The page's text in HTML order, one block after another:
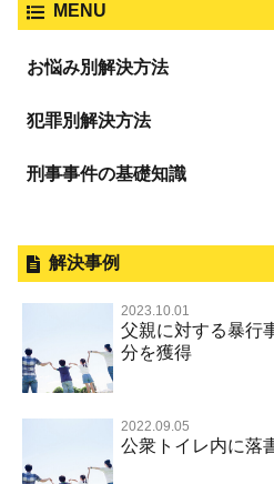
MENU
お悩み別解決方法
逮捕の不安や悩み
無実・無罪を証明してほしい
示談で解決してほしい
執行猶予にしてほしい
事件のことを秘密にしたい
犯罪別解決方法
事件別－暴力事件
過失致死・過失傷害
器物損壊
脅迫・強要
業務妨害罪
公務執行妨害罪
性犯罪 TOP
淫行・援助交際（児童買春、淫
不同意性交等罪（旧 強制性交
監護者性交等罪
不同意わいせつ（旧 強制わいせ
公然わいせつ罪，わいせつ物頒
事件別－財産犯
財産犯 TOP
横領 背任
事件別－薬物事件
薬物事件 TOP
覚せい剤
危険ドラッグ
事件別－交通違反・交通事故
交通違反・交通事故 TOP
交通事故 交通違反と刑事事件
その他 TOP
刑事事件の基礎知識
刑事裁判の概要・手続
公務員の逮捕・刑事事件
控訴・上告
国選弁護士と私選弁護士の違い
司法取引・刑事免責
解決事例
2023.10.01
父親に対する暴行
分を獲得
2022.09.05
公衆トイレ内に落